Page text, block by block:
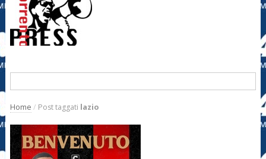
Home / Post taggati lazio